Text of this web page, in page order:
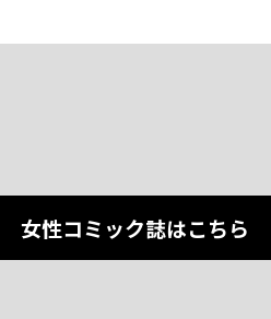
女性コミック誌はこちら